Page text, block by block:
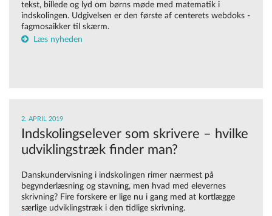
tekst, billede og lyd om børns møde med matematik i
indskolingen. Udgivelsen er den første af centerets webdoks -
fagmosaikker til skærm.
Læs nyheden
2. APRIL 2019
Indskolingselever som skrivere – hvilke
udviklingstræk finder man?
Danskundervisning i indskolingen rimer nærmest på
begynderlæsning og stavning, men hvad med elevernes
skrivning? Fire forskere er lige nu i gang med at kortlægge
særlige udviklingstræk i den tidlige skrivning.